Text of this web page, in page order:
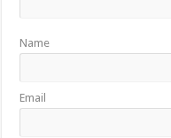
Name
Email